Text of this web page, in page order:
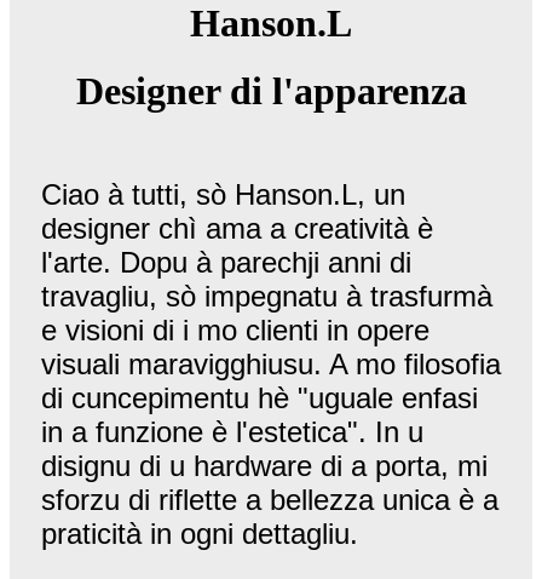
Hanson.L
Designer di l'apparenza
Ciao à tutti, sò Hanson.L, un
designer chì ama a creatività è
l'arte. Dopu à parechji anni di
travagliu, sò impegnatu à trasfurmà
e visioni di i mo clienti in opere
visuali maravigghiusu. A mo filosofia
di cuncepimentu hè "uguale enfasi
in a funzione è l'estetica". In u
disignu di u hardware di a porta, mi
sforzu di riflette a bellezza unica è a
praticità in ogni dettagliu.